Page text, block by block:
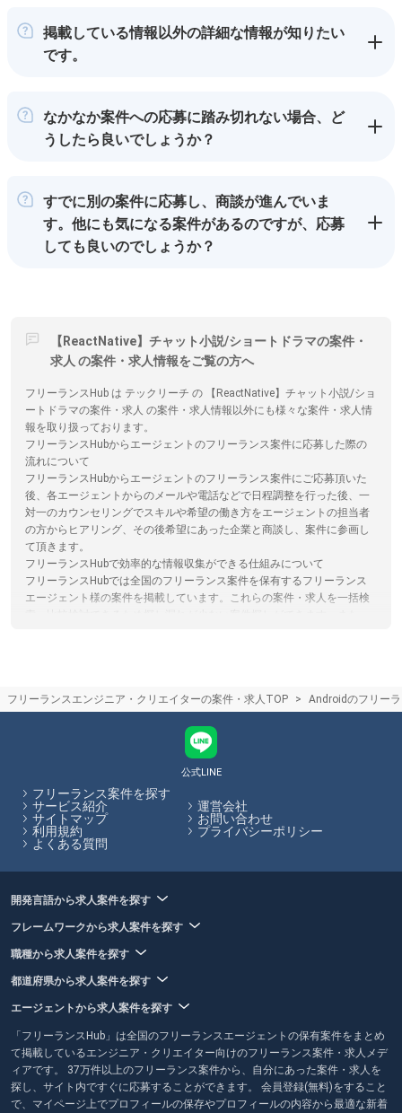
掲載している情報以外の詳細な情報が知りたい
です。
なかなか案件への応募に踏み切れない場合、ど
うしたら良いでしょうか？
すでに別の案件に応募し、商談が進んでいま
す。他にも気になる案件があるのですが、応募
しても良いのでしょうか？
【ReactNative】チャット小説/ショートドラマの案件・
求人 の案件・求人情報をご覧の方へ
フリーランスHub は テックリーチ の 【ReactNative】チャット小説/ショ
ートドラマの案件・求人 の案件・求人情報以外にも様々な案件・求人情
報を取り扱っております。
フリーランスHubからエージェントのフリーランス案件に応募した際の
流れについて
フリーランスHubからエージェントのフリーランス案件にご応募頂いた
後、各エージェントからのメールや電話などで日程調整を行った後、一
対一のカウンセリングでスキルや希望の働き方をエージェントの担当者
の方からヒアリング、その後希望にあった企業と商談し、案件に参画し
て頂きます。
フリーランスHubで効率的な情報収集ができる仕組みについて
フリーランスHubでは全国のフリーランス案件を保有するフリーランス
エージェント様の案件を掲載しています。これらの案件・求人を一括検
スキルや言語、稼働可能な日数に特化してフリーランス案件を紹介して
慮してエージェントを選ぶことがおすすめです。フリーランスHubで
は、フリーランスエージェントの各特徴やおすすめポイントの閲覧、エ
ージェントへの応募を一括で行うことができます。
フリーランスHubはお客様のフリーランス案件探しを最大限サポートし
ていきます。
フリーランスエンジニア・クリエイターの案件・求人TOP Androidのフリー
公式LINE
フリーランス案件を探す
サービス紹介
運営会社
サイトマップ
お問い合わせ
利用規約
プライバシーポリシー
よくある質問
開発言語から求人案件を探す
フレームワークから求人案件を探す
職種から求人案件を探す
都道府県から求人案件を探す
エージェントから求人案件を探す
「フリーランスHub」は全国のフリーランスエージェントの保有案件をまとめ
て掲載しているエンジニア・クリエイター向けのフリーランス案件・求人メデ
ィアです。 37万件以上のフリーランス案件から、自分にあった案件・求人を
探し、サイト内ですぐに応募することができます。 会員登録(無料)をすること
で、マイページ上でプロフィールの保存やプロフィールの内容から最適な新着